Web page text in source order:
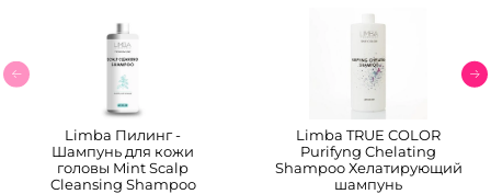
Limba Пилинг -
Шампунь для кожи
головы Mint Scalp
Cleansing Shampoo
Limba TRUE COLOR
Purifyng Chelating
Shampoo Хелатирующий
шампунь